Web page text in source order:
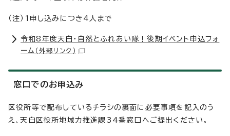
（注）1申し込みにつき4人まで
令和8年度天白・自然とふれあい隊！後期イベント申込フォ
ーム （外部リンク）
窓口でのお申込み
区役所等で配布しているチラシの裏面に必要事項を記入のう
え、天白区役所地域力推進課34番窓口へご提出ください。